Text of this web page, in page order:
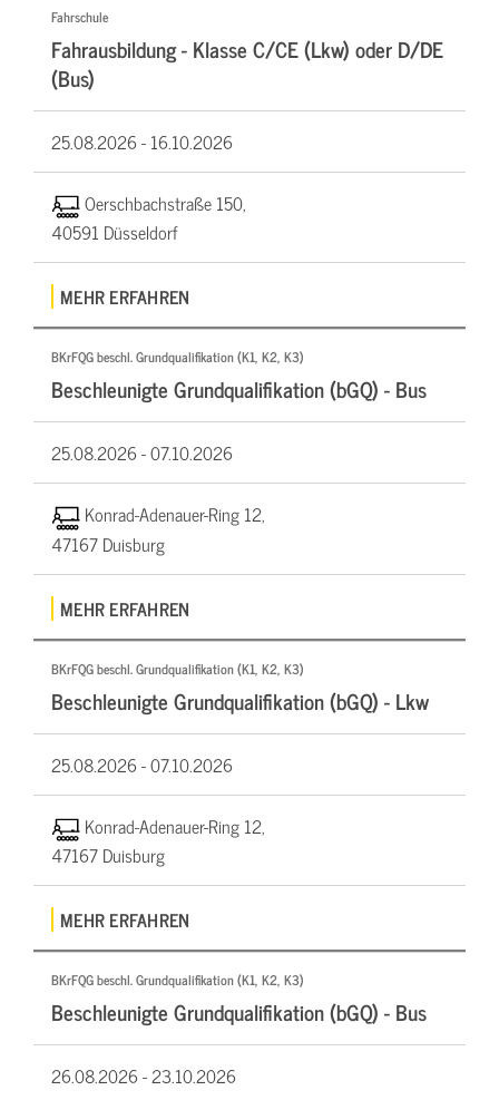
Fahrschule
Fahrausbildung - Klasse C/CE (Lkw) oder D/DE
(Bus)
25.08.2026 -16.10.2026
Oerschbachstraße 150,
40591 Düsseldorf
MEHR ERFAHREN
BKrFQG beschl. Grundqualifikation (K1, K2, K3)
Beschleunigte Grundqualifikation (bGQ) - Bus
25.08.2026 -07.10.2026
Konrad-Adenauer-Ring 12,
47167 Duisburg
MEHR ERFAHREN
BKrFQG beschl. Grundqualifikation (K1, K2, K3)
Beschleunigte Grundqualifikation (bGQ) - Lkw
25.08.2026 -07.10.2026
Konrad-Adenauer-Ring 12,
47167 Duisburg
MEHR ERFAHREN
BKrFQG beschl. Grundqualifikation (K1, K2, K3)
Beschleunigte Grundqualifikation (bGQ) - Bus
26.08.2026 -23.10.2026